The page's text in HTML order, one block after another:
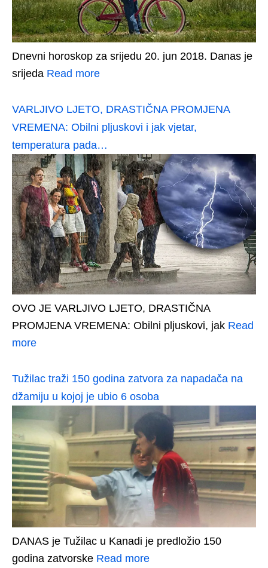
Dnevni horoskop za srijedu 20. jun 2018. Danas je
srijeda Read more
VARLJIVO LJETO, DRASTIČNA PROMJENA
VREMENA: Obilni pljuskovi i jak vjetar,
temperatura pada…
OVO JE VARLJIVO LJETO, DRASTIČNA
PROMJENA VREMENA: Obilni pljuskovi, jak Read
more
Tužilac traži 150 godina zatvora za napadača na
džamiju u kojoj je ubio 6 osoba
DANAS je Tužilac u Kanadi je predložio 150
godina zatvorske Read more